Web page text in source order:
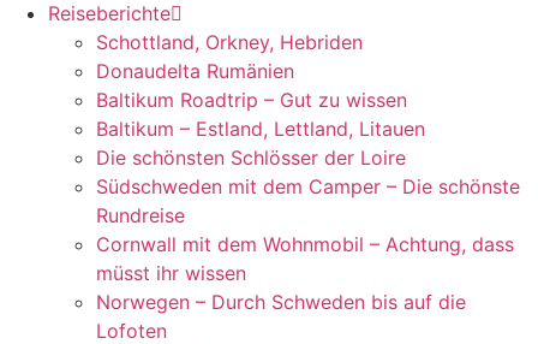
Reiseberichte
Schottland, Orkney, Hebriden
Donaudelta Rumänien
Baltikum Roadtrip – Gut zu wissen
Baltikum – Estland, Lettland, Litauen
Die schönsten Schlösser der Loire
Südschweden mit dem Camper – Die schönste
Rundreise
Cornwall mit dem Wohnmobil – Achtung, dass
müsst ihr wissen
Norwegen – Durch Schweden bis auf die
Lofoten